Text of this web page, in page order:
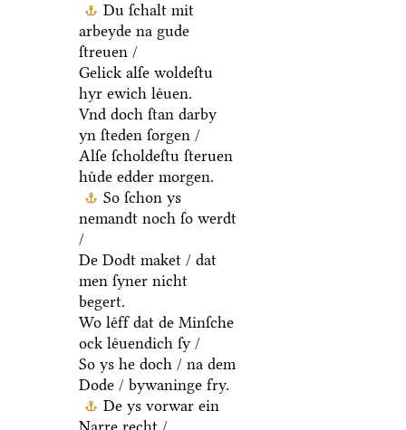
Du ſchalt mit
arbeyde na gude
ſtreuen /
Gelick alſe woldeſtu
hyr ewich leͤuen.
Vnd doch ſtan darby
yn ſteden ſorgen /
Alſe ſcholdeſtu ſteruen
huͤde edder morgen.
So ſchon ys
nemandt noch ſo werdt
/
De Dodt maket / dat
men ſyner nicht
begert.
Wo leͤff dat de Minſche
ock leͤuendich ſy /
So ys he doch / na dem
Dode / bywaninge fry.
De ys vorwar ein